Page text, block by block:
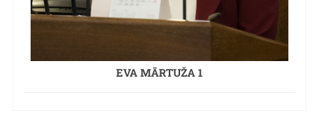
EVA MĀRTUŽA 1